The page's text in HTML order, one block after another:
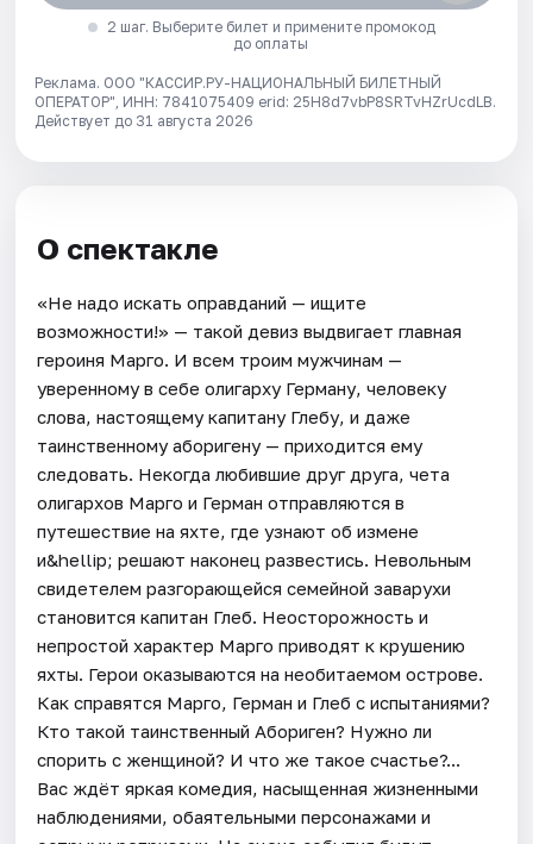
2 шаг. Выберите билет и примените промокод
до оплаты
Реклама. ООО "КАССИР.РУ-НАЦИОНАЛЬНЫЙ БИЛЕТНЫЙ
ОПЕРАТОР", ИНН: 7841075409 erid: 25H8d7vbP8SRTvHZrUcdLB.
Действует до 31 августа 2026
О спектакле
«Не надо искать оправданий — ищите
возможности!» — такой девиз выдвигает главная
героиня Марго. И всем троим мужчинам —
уверенному в себе олигарху Герману, человеку
слова, настоящему капитану Глебу, и даже
таинственному аборигену — приходится ему
следовать. Некогда любившие друг друга, чета
олигархов Марго и Герман отправляются в
путешествие на яхте, где узнают об измене
и&hellip; решают наконец развестись. Невольным
свидетелем разгорающейся семейной заварухи
становится капитан Глеб. Неосторожность и
непростой характер Марго приводят к крушению
яхты. Герои оказываются на необитаемом острове.
Как справятся Марго, Герман и Глеб с испытаниями?
Кто такой таинственный Абориген? Нужно ли
спорить с женщиной? И что же такое счастье?...
Вас ждёт яркая комедия, насыщенная жизненными
наблюдениями, обаятельными персонажами и